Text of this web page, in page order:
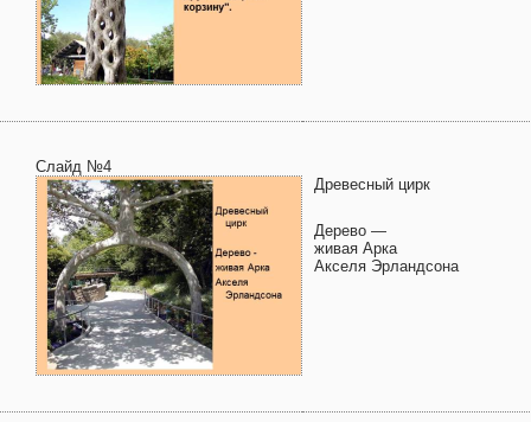
Слайд №4
Древесный цирк
Дерево —
живая Арка
Акселя Эрландсона